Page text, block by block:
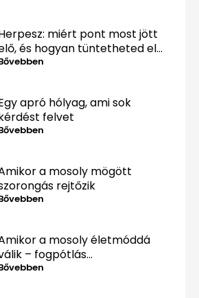
miért pont most jött
és hogyan tüntetheted el
gyorsabban?
apró hólyag, ami sok
felvet
a mosoly mögött
rejtőzik
a mosoly életmóddá
– fogpótlás
tabuk nélkül